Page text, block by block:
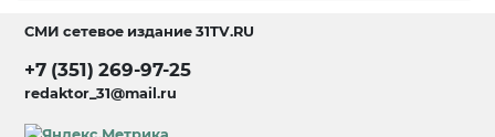
СМИ сетевое издание31TV.RU
+7 (351) 269-97-25
redaktor_31@mail.ru